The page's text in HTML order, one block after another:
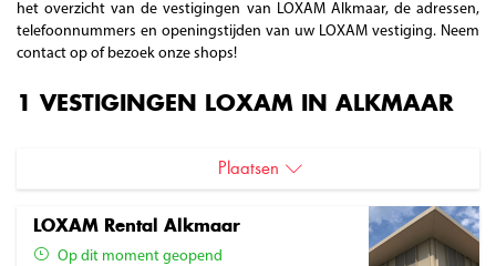
het overzicht van de vestigingen van LOXAM Alkmaar, de adressen,
telefoonnummers en openingstijden van uw LOXAM vestiging. Neem
contact op of bezoek onze shops!
1 VESTIGINGEN LOXAM IN ALKMAAR
Plaatsen
LOXAM Rental Alkmaar
Op dit moment geopend